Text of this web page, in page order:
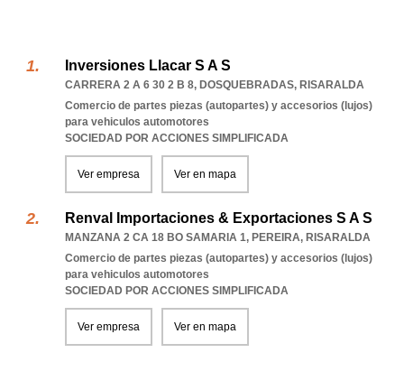
Inversiones Llacar S A S
CARRERA 2 A 6 30 2 B 8, DOSQUEBRADAS, RISARALDA
Comercio de partes piezas (autopartes) y accesorios (lujos)
para vehiculos automotores
SOCIEDAD POR ACCIONES SIMPLIFICADA
Ver empresa Ver en mapa
Renval Importaciones & Exportaciones S A S
MANZANA 2 CA 18 BO SAMARIA 1, PEREIRA, RISARALDA
Comercio de partes piezas (autopartes) y accesorios (lujos)
para vehiculos automotores
SOCIEDAD POR ACCIONES SIMPLIFICADA
Ver empresa Ver en mapa